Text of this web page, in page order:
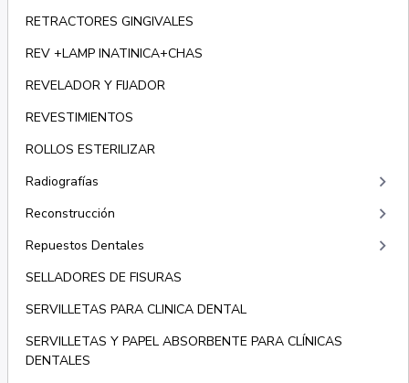
RETRACTORES GINGIVALES
REV +LAMP INATINICA+CHAS
REVELADOR Y FIJADOR
REVESTIMIENTOS
ROLLOS ESTERILIZAR
Radiografías
keyboard_arrow_right
Reconstrucción keyboard_arrow_right
Repuestos Dentales keyboard_arrow_right
SELLADORES DE FISURAS
SERVILLETAS PARA CLINICA DENTAL
SERVILLETAS Y PAPEL ABSORBENTE PARA CLÍNICAS
DENTALES